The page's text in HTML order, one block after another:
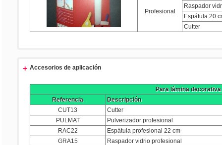
Profesional
Raspador
Espátula 20
Cutter
+ Accesorios de aplicación
Para lámina decorativa
Referencia
Descripción
CUT13
Cutter
PULMAT
Pulverizador profesional
RAC22
Espátula profesional 22 cm
GRA15
Raspador vidrio profesional